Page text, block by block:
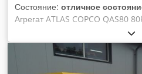
Состояние: отличное
Агрегат ATLAS COPCO QAS80
сервиса Технические данные:
год выпуска: 2017; двигатель
часов Dedpfxszdc Evj Ag Usck
Цена нетто: 59 500 PLN Цена